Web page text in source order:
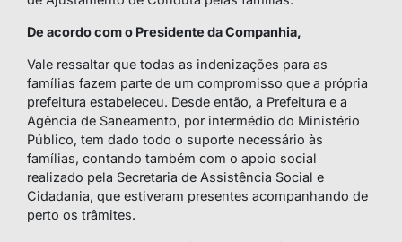
De acordo com o Presidente da Companhia,
Vale ressaltar que todas as indenizações para as
famílias fazem parte de um compromisso que a própria
prefeitura estabeleceu. Desde então, a Prefeitura e a
Agência de Saneamento, por intermédio do Ministério
Público, tem dado todo o suporte necessário às
famílias, contando também com o apoio social
realizado pela Secretaria de Assistência Social e
Cidadania, que estiveram presentes acompanhando de
perto os trâmites.